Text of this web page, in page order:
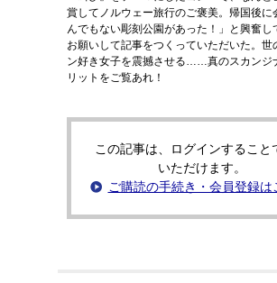
賞してノルウェー旅行のご褒美。帰国後に
んでもない彫刻公園があった！」と興奮し
お願いして記事をつくっていただいた。世
ン好き女子を震撼させる……真のスカンジ
リットをご覧あれ！
この記事は、ログインすること
いただけます。
ご購読の手続き・会員登録は